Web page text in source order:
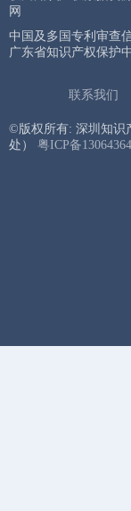
网
中国及多国专利审查
广东省知识产权保护
联系我们
©版权所有: 深圳知识
处） 粤ICP备